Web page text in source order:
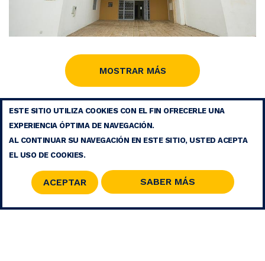
Centro Social para Mujeres y Niños Al
Youssoufia - Rabat
MOSTRAR MÁS
AVISO LEGAL
CONTACTO
RSS
© 2026 COPYRIGHT - FUNDACIÓN MOHAMMED V PARA LA
SOLIDARIDAD
ESTE SITIO UTILIZA COOKIES CON EL FIN OFRECERLE UNA
EXPERIENCIA ÓPTIMA DE NAVEGACIÓN.
AL CONTINUAR SU NAVEGACIÓN EN ESTE SITIO, USTED ACEPTA
EL USO DE COOKIES.
ACEPTAR SABER MÁS